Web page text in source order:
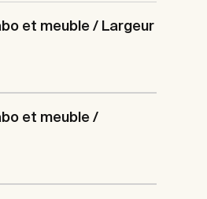
et meuble / Largeur
et meuble /